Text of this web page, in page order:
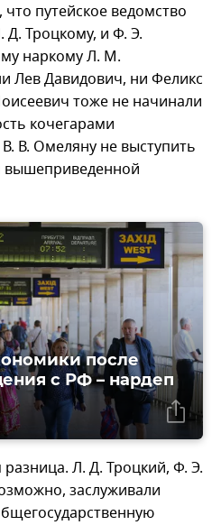
путейское ведомство
Д. Троцкому, и Ф. Э.
наркому Л. М.
Лев Давидович, ни Феликс
тоже не начинали
кочегарами
В. Омеляну не выступить
вышеприведенной
после
с РФ – нардеп
Л. Д. Троцкий, Ф. Э.
заслуживали